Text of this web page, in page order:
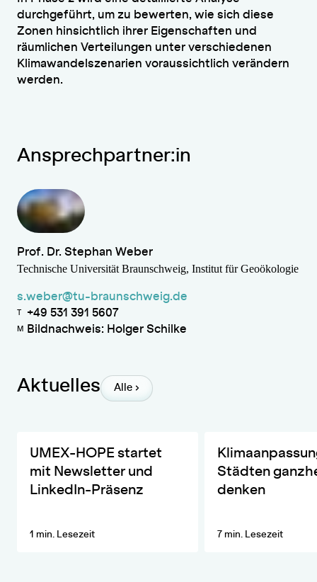
durchgeführt, um zu bewerten, wie sich diese
Zonen hinsichtlich ihrer Eigenschaften und
räumlichen Verteilungen unter verschiedenen
Klimawandelszenarien voraussichtlich verändern
werden.
Ansprechpartner:in
Prof. Dr. Stephan Weber
Technische Universität Braunschweig, Institut für Geoökologie
s.weber@tu-braunschweig.de
+49 531 391 5607
M Bildnachweis: Holger Schilke
Aktuelles Alle
UMEX-HOPE startet
mit Newsletter und
LinkedIn-Präsenz
Einblicke in Forschung, Prozesse und Zusammenarbeit
1 min. Lesezeit
Städten
denken
UMEX-HOPE-
7 min. Lesezeit